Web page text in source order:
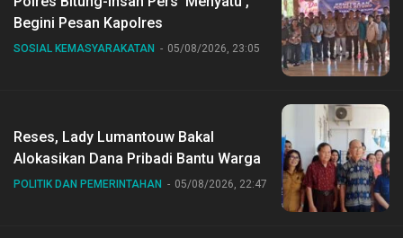
Begini Pesan Kapolres
SOSIAL KEMASYARAKATAN 05/08/2026, 23:05
Reses, Lady Lumantouw Bakal
Alokasikan Dana Pribadi Bantu Warga
POLITIK DAN PEMERINTAHAN 05/08/2026, 22:47